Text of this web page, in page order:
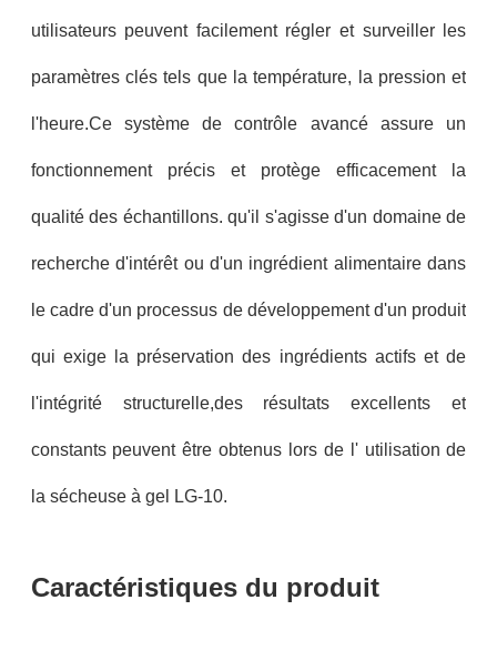
utilisateurs peuvent facilement régler et surveiller les
paramètres clés tels que la température, la pression et
l'heure.Ce système de contrôle avancé assure un
fonctionnement précis et protège efficacement la
qualité des échantillons. qu'il s'agisse d'un domaine de
recherche d'intérêt ou d'un ingrédient alimentaire dans
le cadre d'un processus de développement d'un produit
qui exige la préservation des ingrédients actifs et de
l'intégrité structurelle,des résultats excellents et
constants peuvent être obtenus lors de l' utilisation de
la sécheuse à gel LG-10.
Caractéristiques du produit